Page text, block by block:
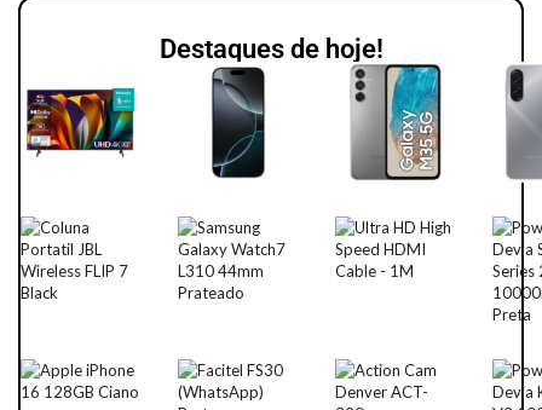
Destaques de hoje!